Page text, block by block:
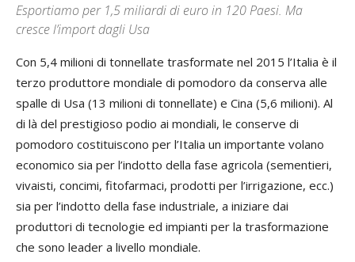
Esportiamo per 1,5 miliardi di euro in 120 Paesi. Ma
cresce l’import dagli Usa
Con 5,4 milioni di tonnellate trasformate nel 2015 l’Italia è il
terzo produttore mondiale di pomodoro da conserva alle
spalle di Usa (13 milioni di tonnellate) e Cina (5,6 milioni). Al
di là del prestigioso podio ai mondiali, le conserve di
pomodoro costituiscono per l’Italia un importante volano
economico sia per l’indotto della fase agricola (sementieri,
vivaisti, concimi, fitofarmaci, prodotti per l’irrigazione, ecc.)
sia per l’indotto della fase industriale, a iniziare dai
produttori di tecnologie ed impianti per la trasformazione
che sono leader a livello mondiale.